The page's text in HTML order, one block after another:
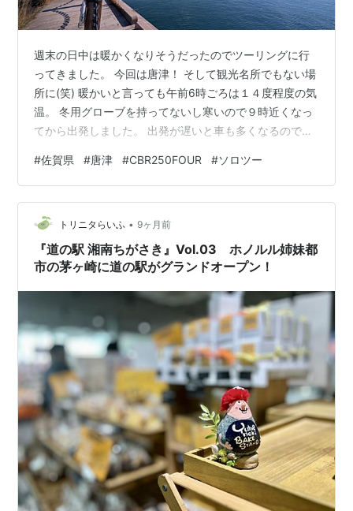
週末の日中は暖かくなりそうだったのでツーリングに行
ってきました。 今回は唐津！ そして観光名所でもない場
所に(笑) 暖かいと言っても午前6時ごろは１４度程度の気
温。 冬用グローブを持ってないし寒いので９時近くなっ
てから出発しました。 出発が遅いと車も多くなるのでマ
の辺りです。 唐津海上保安部の横が公園になっていてな
かなか静かでよかったです。 左奥はフェリー乗り場。 今
回行くまで唐津にフェリー乗り場があるの知りませんで
した💦 左のこんもりした島は宝くじが当たる神社がある
高島。 バイクの右ミラーの奥に見えるのは唐津城です。
普段こちら側から見るこ…
#佐賀県 #唐津 #CBR250FOUR #ソロツー
トリニタらいふ • 9ヶ月前
『道の駅 湘南ちがさき』Vol.03 ホノルル姉妹都
市の茅ヶ崎に道の駅がグランドオープン！